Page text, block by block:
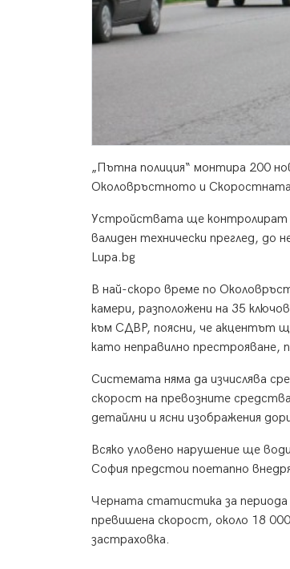
„Пътна полиция“ монтира 200
Околовръстното и
Устройствата ще контролират
валиден технически преглед, до
Lupa.bg
В най-скоро време по
камери, разположени на 35
към СДВР, поясни, че акцентът
като неправилно престрояване,
Системата няма да изчислява
скорост на превозните
детайлни и ясни изображения
Всяко уловено нарушение ще
София предстои поетапно
Черната статистика за периода
превишена скорост, около 18
застраховка.